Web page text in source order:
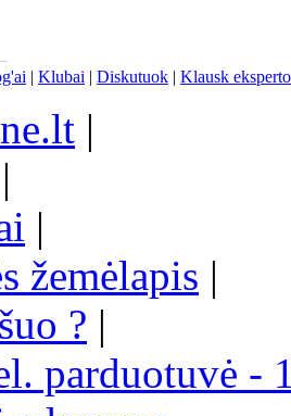
| Klubai | Diskutuok | Klausk eksperto
|
|
|
žemėlapis |
? |
parduotuvė -